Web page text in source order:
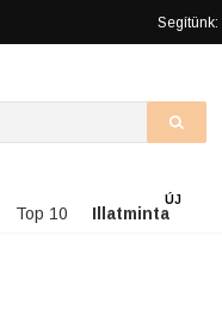
Segítünk:
Top 10 Illatminta
ÚJ